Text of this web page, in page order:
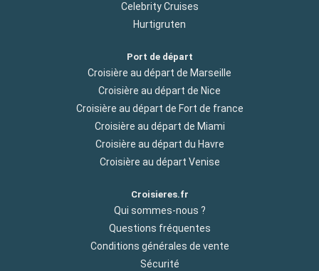
Celebrity Cruises
Hurtigruten
Port de départ
Croisière au départ de Marseille
Croisière au départ de Nice
Croisière au départ de Fort de france
Croisière au départ de Miami
Croisière au départ du Havre
Croisière au départ Venise
Croisieres.fr
Qui sommes-nous ?
Questions fréquentes
Conditions générales de vente
Sécurité